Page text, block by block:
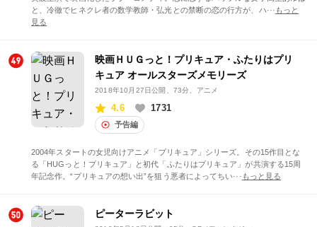
と、冷徹でヒネクレ者の数学教師・弘光との禁断の恋の行方が、ハ··· もっと
見る
映画ＨＵＧっと！プリキュア・ふたりはプリ
キュア オールスターズメモリーズ
2018年10月27日公開 、73分、アニメ
4.6 1731
予告編
2004年スタートの女児向けアニメ「プリキュア」シリーズ。その15作目とな
る「HUGっと！プリキュア」と初代「ふたりはプリキュア」が共演する15周
年記念作。“プリキュアの想い出”を狙う悪者によってちい··· もっと見る
ピーターラビット